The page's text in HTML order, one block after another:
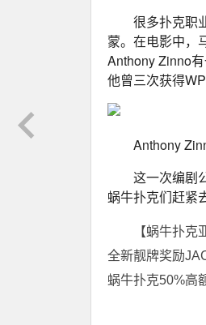
很多扑克职
蒙。在电影中，
Anthony Zinno
他曾三次获得
Anthony
这一次编剧
蜗牛扑克们赶紧
【蜗牛扑
全新靓牌奖励
蜗牛扑克50%高